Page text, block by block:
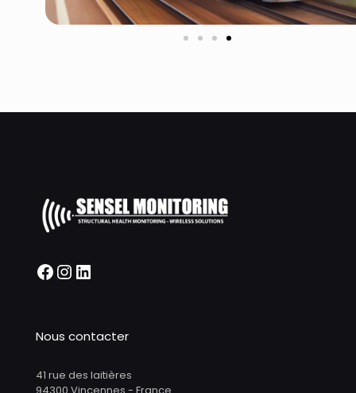
Nous contacter
41 rue des laitières
94300 Vincennes - France